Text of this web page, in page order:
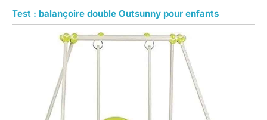
Test : balançoire double Outsunny pour enfants